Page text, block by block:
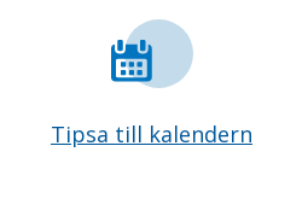
Tipsa till kalendern